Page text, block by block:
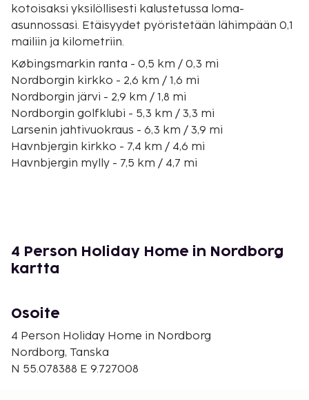
kotoisaksi yksilöllisesti kalustetussa loma-
asunnossasi. Etäisyydet pyöristetään lähimpään 0,1
mailiin ja kilometriin.
Købingsmarkin ranta - 0,5 km / 0,3 mi
Nordborgin kirkko - 2,6 km / 1,6 mi
Nordborgin järvi - 2,9 km / 1,8 mi
Nordborgin golfklubi - 5,3 km / 3,3 mi
Larsenin jahtivuokraus - 6,3 km / 3,9 mi
Havnbjergin kirkko - 7,4 km / 4,6 mi
Havnbjergin mylly - 7,5 km / 4,7 mi
Notmarkin kirkko - 19,5 km / 12,1 mi
Løjtin kirkko - 20,7 km / 12,9 mi
Lähin suuri lentokenttä on Sønderborg (SGD) - 30,7
km / 19,1 mi
Palveluihin kuuluu ilmainen pysäköinti. Hyödynnä
terassi sekä ilmainen langaton internetyhteys.
4 Person Holiday Home in Nordborg
kartta
Osoite
4 Person Holiday Home in Nordborg
Nordborg, Tanska
N 55.078388 E 9.727008